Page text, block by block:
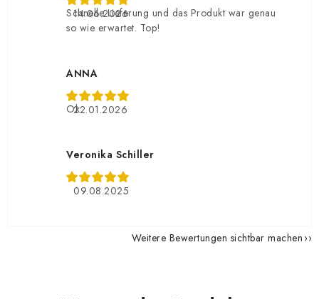
14.06.2026
Schnelle Lieferung und das Produkt war genau
so wie erwartet. Top!
ANNA
22.01.2026
Ok
Veronika Schiller
09.08.2025
Weitere Bewertungen sichtbar machen